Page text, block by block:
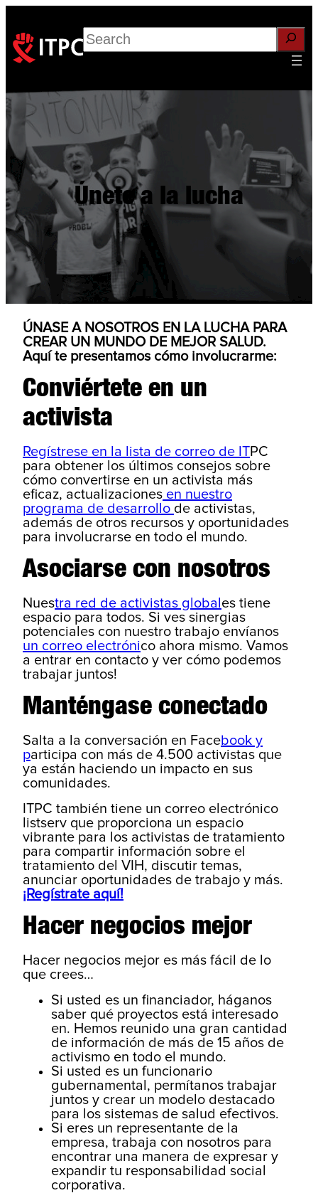
Search
Únete a la lucha
ÚNASE A NOSOTROS EN LA LUCHA PARA
CREAR UN MUNDO DE MEJOR SALUD.
Aquí te presentamos cómo involucrarme:
Conviértete en un
activista
Regístrese en la lista de correo de ITPC
para obtener los últimos consejos sobre
cómo convertirse en un activista más
eficaz, actualizaciones en nuestro
programa de desarrollo de activistas,
además de otros recursos y oportunidades
para involucrarse en todo el mundo.
Asociarse con nosotros
Nuestra red de activistas global es tiene
espacio para todos. Si ves sinergias
potenciales con nuestro trabajo envíanos
un correo electrónico ahora mismo. Vamos
a entrar en contacto y ver cómo podemos
trabajar juntos!
Manténgase conectado
Salta a la conversación en Facebook y
participa con más de 4.500 activistas que
ya están haciendo un impacto en sus
comunidades.
ITPC también tiene un correo electrónico
listserv que proporciona un espacio
vibrante para los activistas de tratamiento
para compartir información sobre el
tratamiento del VIH, discutir temas,
anunciar oportunidades de trabajo y más.
¡Regístrate aquí!
Hacer negocios mejor
Hacer negocios mejor es más fácil de lo
que crees…
Si usted es un financiador, háganos
saber qué proyectos está interesado
en. Hemos reunido una gran cantidad
de información de más de 15 años de
activismo en todo el mundo.
Si usted es un funcionario
gubernamental, permítanos trabajar
juntos y crear un modelo destacado
para los sistemas de salud efectivos.
Si eres un representante de la
empresa, trabaja con nosotros para
encontrar una manera de expresar y
expandir tu responsabilidad social
corporativa.